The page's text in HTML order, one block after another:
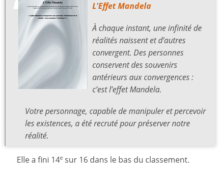
L'Effet Mandela
À chaque instant, une infinité de
réalités naissent et d’autres
convergent. Des personnes
conservent des souvenirs
antérieurs aux convergences :
c’est l’effet Mandela.
Votre personnage, capable de manipuler et percevoir
les existences, a été recruté pour préserver notre
réalité.
Elle a fini 14e sur 16 dans le bas du classement.